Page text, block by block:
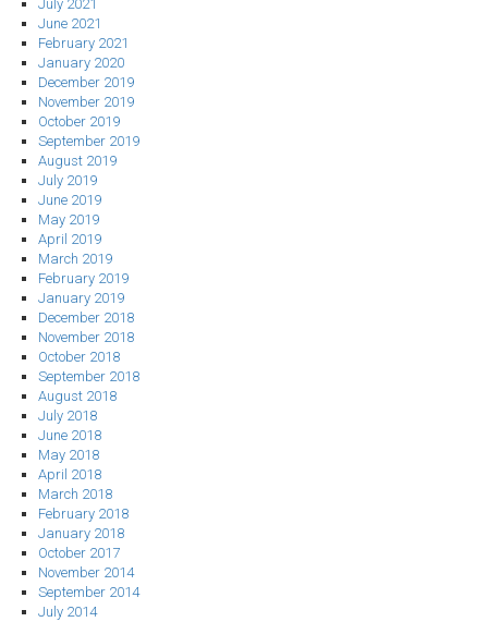
July 2021
June 2021
February 2021
January 2020
December 2019
November 2019
October 2019
September 2019
August 2019
July 2019
June 2019
May 2019
April 2019
March 2019
February 2019
January 2019
December 2018
November 2018
October 2018
September 2018
August 2018
July 2018
June 2018
May 2018
April 2018
March 2018
February 2018
January 2018
October 2017
November 2014
September 2014
July 2014